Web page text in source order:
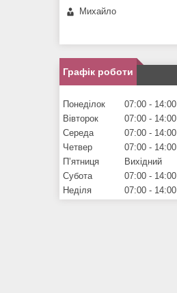
Михайло
Графік роботи
Понеділок 07:00
14:00
Вівторок
07:00
14:00
Середа
07:00
14:00
Четвер
07:00
14:00
Пʼятниця
Вихідний
Субота
07:00
14:00
Неділя
07:00 14:00